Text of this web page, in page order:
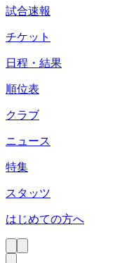
試合速報
チケット
日程・結果
順位表
クラブ
ニュース
特集
スタッツ
はじめての方へ